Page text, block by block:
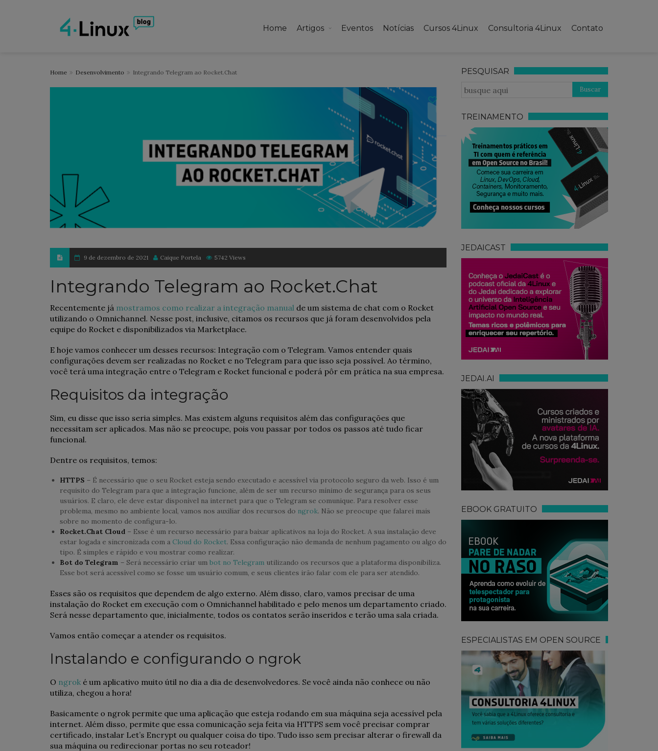
Home Artigos Eventos Notícias Cursos 4Linux Consultoria 4Linux Contato
Home Desenvolvimento Integrando Telegram ao Rocket.Chat
9 de dezembro de 2021 Caique Portela 5742 Views
Integrando Telegram ao Rocket.Chat
Recentemente já mostramos como realizar a integração manual de um sistema de chat com o Rocket
utilizando o Omnichannel. Nesse post, inclusive, citamos os recursos que já foram desenvolvidos pela
equipe do Rocket e disponibilizados via Marketplace.
E hoje vamos conhecer um desses recursos: Integração com o Telegram. Vamos entender quais
configurações devem ser realizadas no Rocket e no Telegram para que isso seja possível. Ao término,
você terá uma integração entre o Telegram e Rocket funcional e poderá pôr em prática na sua empresa.
Requisitos da integração
Sim, eu disse que isso seria simples. Mas existem alguns requisitos além das configurações que
necessitam ser aplicados. Mas não se preocupe, pois vou passar por todos os passos até tudo ficar
funcional.
Dentre os requisitos, temos:
HTTPS – É necessário que o seu Rocket esteja sendo executado e acessível via protocolo seguro da web. Isso é um
requisito do Telegram para que a integração funcione, além de ser um recurso mínimo de segurança para os seus
usuários. E claro, ele deve estar disponível na internet para que o Telegram se comunique. Para resolver esse
problema, mesmo no ambiente local, vamos nos auxiliar dos recursos do ngrok. Não se preocupe que falarei mais
sobre no momento de configura-lo.
Rocket.Chat Cloud – Esse é um recurso necessário para baixar aplicativos na loja do Rocket. A sua instalação deve
estar logada e sincronizada com a Cloud do Rocket. Essa configuração não demanda de nenhum pagamento ou algo do
tipo. É simples e rápido e vou mostrar como realizar.
Bot do Telegram – Será necessário criar um bot no Telegram utilizando os recursos que a plataforma disponibiliza.
Esse bot será acessível como se fosse um usuário comum, e seus clientes irão falar com ele para ser atendido.
Esses são os requisitos que dependem de algo externo. Além disso, claro, vamos precisar de uma
instalação do Rocket em execução com o Omnichannel habilitado e pelo menos um departamento criado.
Será nesse departamento que, inicialmente, todos os contatos serão inseridos e terão uma sala criada.
Vamos então começar a atender os requisitos.
Instalando e configurando o ngrok
O ngrok é um aplicativo muito útil no dia a dia de desenvolvedores. Se você ainda não conhece ou não
utiliza, chegou a hora!
Basicamente o ngrok permite que uma aplicação que esteja rodando em sua máquina seja acessível pela
internet. Além disso, permite que essa comunicação seja feita via HTTPS sem você precisar comprar
certificado, instalar Let’s Encrypt ou qualquer coisa do tipo. Tudo isso sem precisar alterar o firewall da
sua máquina ou redirecionar portas no seu roteador!
PESQUISAR
TREINAMENTO
JEDAICAST
JEDAI.AI
EBOOK GRATUITO
ESPECIALISTAS EM OPEN SOURCE